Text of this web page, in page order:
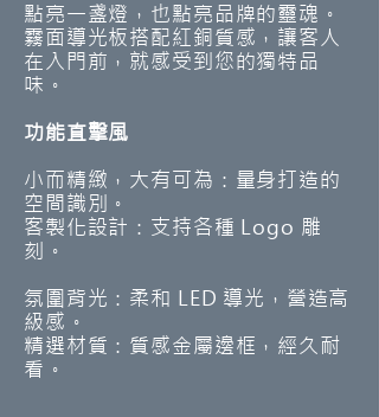
點亮一盞燈，也點亮品牌的靈魂。
霧面導光板搭配紅銅質感，讓客人
在入門前，就感受到您的獨特品
味。
功能直擊風
小而精緻，大有可為：量身打造的
空間識別。
客製化設計：支持各種 Logo 雕
刻。
氛圍背光：柔和 LED 導光，營造高
級感。
精選材質：質感金屬邊框，經久耐
看。